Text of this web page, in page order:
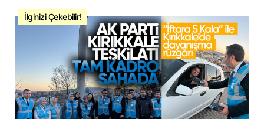
İlginizi Çekebilir!